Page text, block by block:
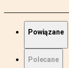
Powiązane
Polecane